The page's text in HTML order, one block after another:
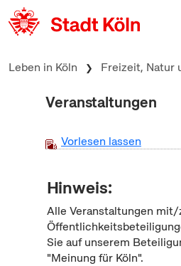
zum Inhalt springen
Leben in Köln Freizeit, Natur
Veranstaltungen
Vorlesen lassen
Hinweis:
Alle Veranstaltungen mit/
Sie auf unserem
"Meinung für Köln".